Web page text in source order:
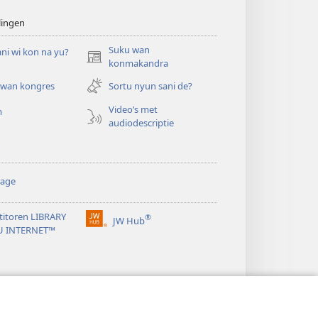
wi kon na yu?
Suku wan
konmakandra
(opent
nieuw
venster)
kongres
Sortu nyun sani de?
Video’s met
audiodescriptie
LIBRARY
INTERNET™
JW Hub®
(opent